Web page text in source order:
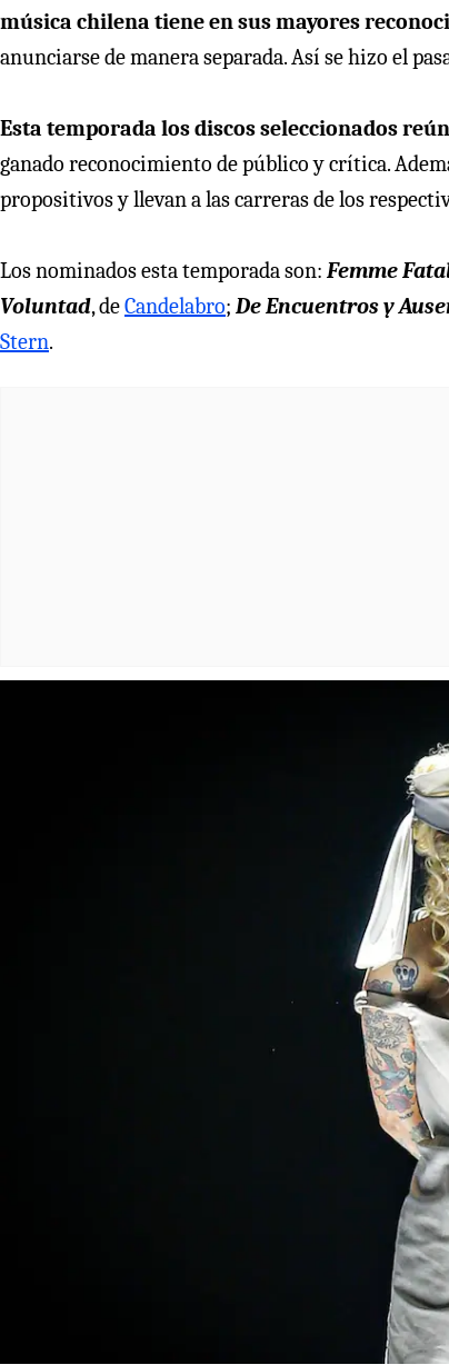
música chilena tiene en sus mayores
anunciarse de manera separada. Así se hizo el
Esta temporada los discos seleccionados
ganado reconocimiento de público y crítica.
propositivos y llevan a las carreras de los
Los nominados esta temporada son: Femme
Voluntad, deCandelabro; De Encuentros y
Stern.